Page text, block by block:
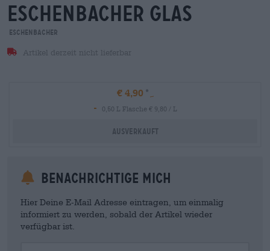
eschenbacher glas
Eschenbacher
Artikel derzeit nicht lieferbar
€ 4,90
-
0,50 L Flasche € 9,80 / L
Ausverkauft
Benachrichtige mich
Hier Deine E-Mail Adresse eintragen, um einmalig
informiert zu werden, sobald der Artikel wieder
verfügbar ist.